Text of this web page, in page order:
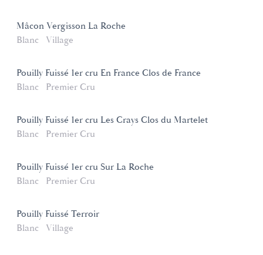
Mâcon Vergisson La Roche
Blanc
Village
Pouilly Fuissé 1er cru En France Clos de France
Blanc
Premier Cru
Pouilly Fuissé 1er cru Les Crays Clos du Martelet
Blanc
Premier Cru
Pouilly Fuissé 1er cru Sur La Roche
Blanc
Premier Cru
Pouilly Fuissé Terroir
Blanc
Village